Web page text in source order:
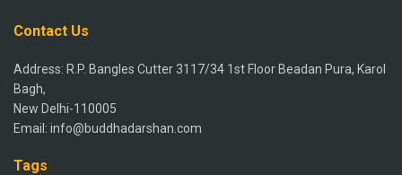
Contact Us
Address: R.P. Bangles Cutter 3117/34 1st Floor Beadan Pura, Karol
Bagh,
New Delhi-110005
Email: info@buddhadarshan.com
Tags